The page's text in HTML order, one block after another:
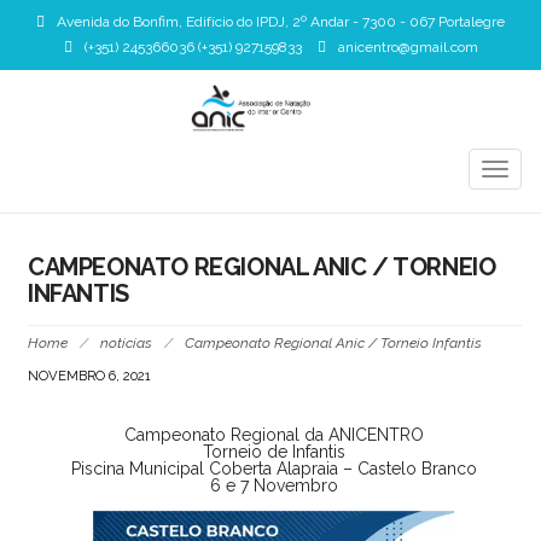
Avenida do Bonfim, Edifício do IPDJ, 2º Andar - 7300 - 067 Portalegre
(+351) 245366036 (+351) 927159833
anicentro@gmail.com
CAMPEONATO REGIONAL ANIC / TORNEIO
INFANTIS
Home / noticias /
Campeonato Regional Anic / Torneio Infantis
NOVEMBRO 6, 2021
Campeonato Regional da ANICENTRO
Torneio de Infantis
Piscina Municipal Coberta Alapraia – Castelo Branco
6 e 7 Novembro